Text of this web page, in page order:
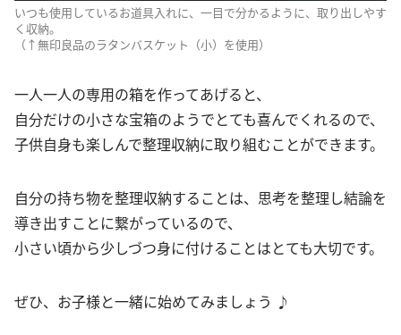
いつも使用しているお道具入れに、一目で分かるように、取り出しやす
く収納。
（↑無印良品のラタンバスケット（小）を使用）
一人一人の専用の箱を作ってあげると、
自分だけの小さな宝箱のようでとても喜んでくれるので、
子供自身も楽しんで整理収納に取り組むことができます。
自分の持ち物を整理収納することは、思考を整理し結論を
導き出すことに繋がっているので、
小さい頃から少しづつ身に付けることはとても大切です。
ぜひ、お子様と一緒に始めてみましょう ♪